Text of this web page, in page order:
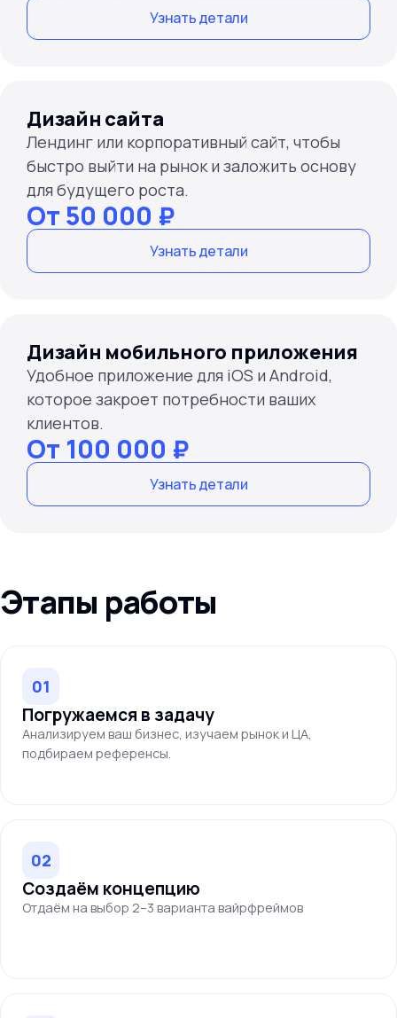
Узнать детали
Дизайн сайта
Лендинг или корпоративный сайт, чтобы
быстро выйти на рынок и заложить основу
для будущего роста.
От 50 000 ₽
Узнать детали
Дизайн мобильного приложения
Удобное приложение для iOS и Android,
которое закроет потребности ваших
клиентов.
От 100 000 ₽
Узнать детали
Этапы работы
01
Погружаемся в задачу
Анализируем ваш бизнес, изучаем рынок и ЦА,
подбираем референсы.
02
Создаём концепцию
Отдаём на выбор 2–3 варианта вайрфреймов